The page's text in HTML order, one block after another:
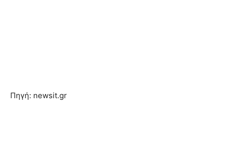
Πηγή: newsit.gr